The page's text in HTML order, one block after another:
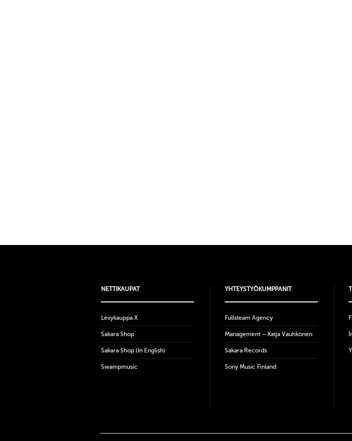
NETTIKAUPAT
Levykauppa X
Sakara Shop
Sakara Shop (In English)
Swampmusic
YHTEYSTYÖKUMPPANIT
Fullsteam Agency
Management – Katja Vauhkonen
Sakara Records
Sony Music Finland